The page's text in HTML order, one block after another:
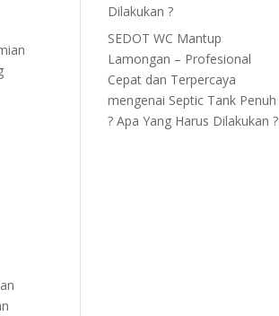
Dilakukan ?
SEDOT WC Mantup
Lamongan – Profesional
Cepat dan Terpercaya
mengenai Septic Tank Penuh
? Apa Yang Harus Dilakukan ?